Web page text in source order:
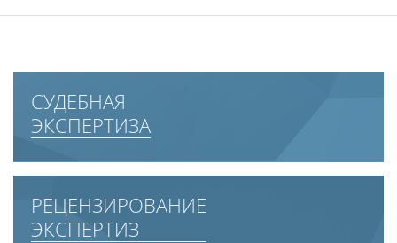
СУДЕБНАЯ
ЭКСПЕРТИЗА
РЕЦЕНЗИРОВАНИЕ
ЭКСПЕРТИЗ